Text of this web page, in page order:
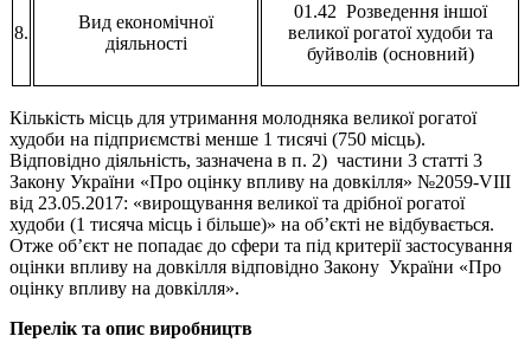
8.
Вид економічної
діяльності
01.42 Розведення іншої
великої рогатої худоби та
буйволів (основний)
Кількість місць для утримання молодняка великої рогатої
худоби на підприємстві менше 1 тисячі (750 місць).
Відповідно діяльність, зазначена в п. 2) частини 3 статті 3
Закону України «Про оцінку впливу на довкілля» №2059-VIII
від 23.05.2017: «вирощування великої та дрібної рогатої
худоби (1 тисяча місць і більше)» на об’єкті не відбувається.
Отже об’єкт не попадає до сфери та під критерії застосування
оцінки впливу на довкілля відповідно Закону України «Про
оцінку впливу на довкілля».
Перелік та опис виробництв